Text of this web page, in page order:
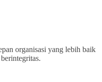
organisasi yang lebih baik